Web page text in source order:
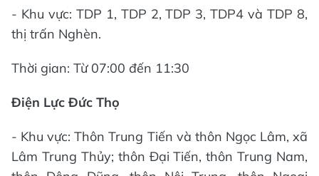
- Khu vực: TDP 1, TDP 2, TDP 3, TDP4 và TDP 8,
thị trấn Nghèn.
Thời gian: Từ 07:00 đến 11:30
Điện Lực Đức Thọ
- Khu vực: Thôn Trung Tiến và thôn Ngọc Lâm, xã
Lâm Trung Thủy; thôn Đại Tiến, thôn Trung Nam,